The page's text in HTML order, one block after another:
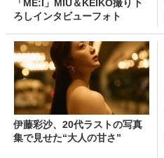
「ME:I」MIU＆KEIKO撮り下
ろしインタビューフォト
伊藤彩沙、20代ラストの写真
集で見せた“大人の甘さ”